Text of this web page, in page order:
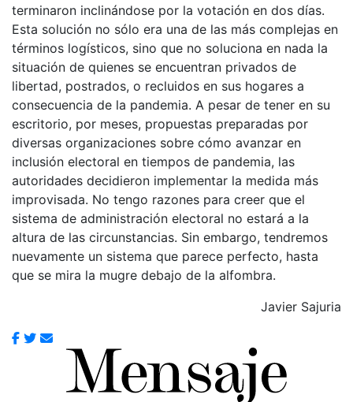
terminaron inclinándose por la votación en dos días.
Esta solución no sólo era una de las más complejas en
términos logísticos, sino que no soluciona en nada la
situación de quienes se encuentran privados de
libertad, postrados, o recluidos en sus hogares a
consecuencia de la pandemia. A pesar de tener en su
escritorio, por meses, propuestas preparadas por
diversas organizaciones sobre cómo avanzar en
inclusión electoral en tiempos de pandemia, las
autoridades decidieron implementar la medida más
improvisada. No tengo razones para creer que el
sistema de administración electoral no estará a la
altura de las circunstancias. Sin embargo, tendremos
nuevamente un sistema que parece perfecto, hasta
que se mira la mugre debajo de la alfombra.
Javier Sajuria